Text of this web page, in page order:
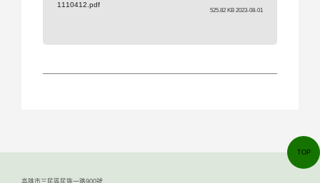
1110412.pdf
525.82 KB 2023-08-01
TOP